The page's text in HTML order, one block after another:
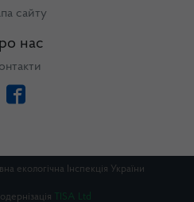
сайту
нас
екологічна Інспекція України
TISA Ltd